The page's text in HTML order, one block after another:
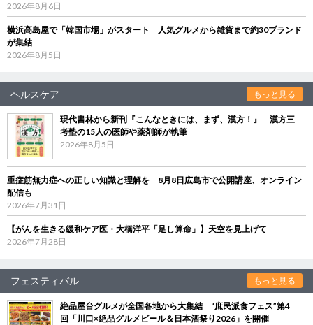
2026年8月6日
横浜高島屋で「韓国市場」がスタート 人気グルメから雑貨まで約30ブランド
が集結
2026年8月5日
ヘルスケア もっと見る
現代書林から新刊『こんなときには、まず、漢方！』 漢方三
考塾の15人の医師や薬剤師が執筆
2026年8月5日
重症筋無力症への正しい知識と理解を 8月8日広島市で公開講座、オンライン
配信も
2026年7月31日
【がんを生きる緩和ケア医・大橋洋平「足し算命」】天空を見上げて
2026年7月28日
フェスティバル もっと見る
絶品屋台グルメが全国各地から大集結 “庶民派食フェス”第4
回「川口×絶品グルメビール＆日本酒祭り2026」を開催